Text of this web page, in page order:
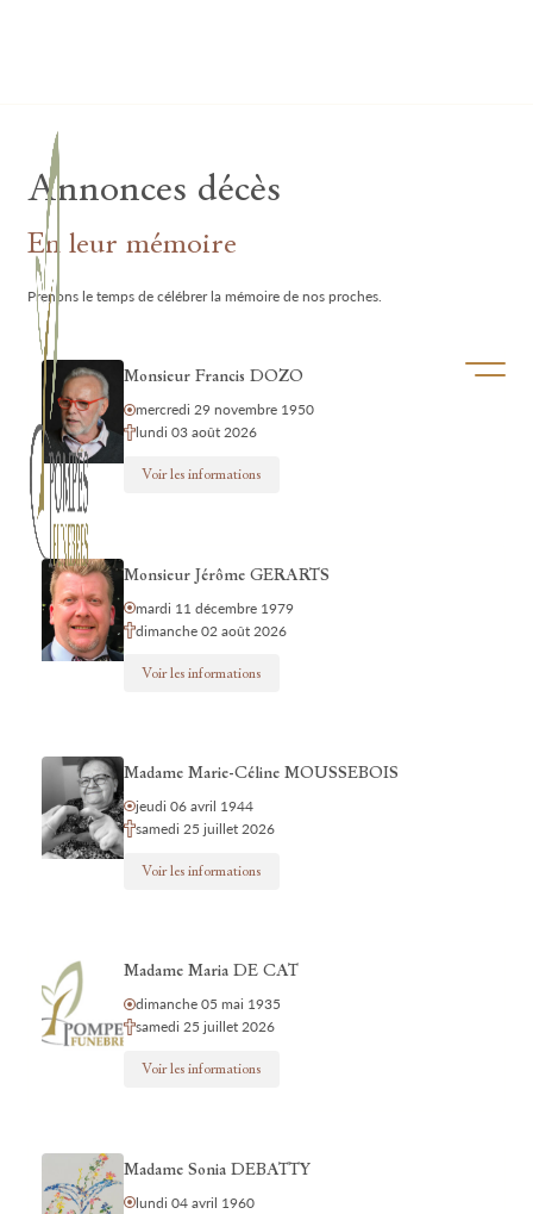
Ouvrir/
Annonces décès
En leur mémoire
Prenons le temps de célébrer la mémoire de nos proches.
Monsieur Francis DOZO
mercredi 29 novembre 1950
lundi 03 août 2026
Voir les informations
Monsieur Jérôme GERARTS
mardi 11 décembre 1979
dimanche 02 août 2026
Voir les informations
Madame Marie-Céline MOUSSEBOIS
jeudi 06 avril 1944
samedi 25 juillet 2026
Voir les informations
Madame Maria DE CAT
dimanche 05 mai 1935
samedi 25 juillet 2026
Voir les informations
Madame Sonia DEBATTY
lundi 04 avril 1960